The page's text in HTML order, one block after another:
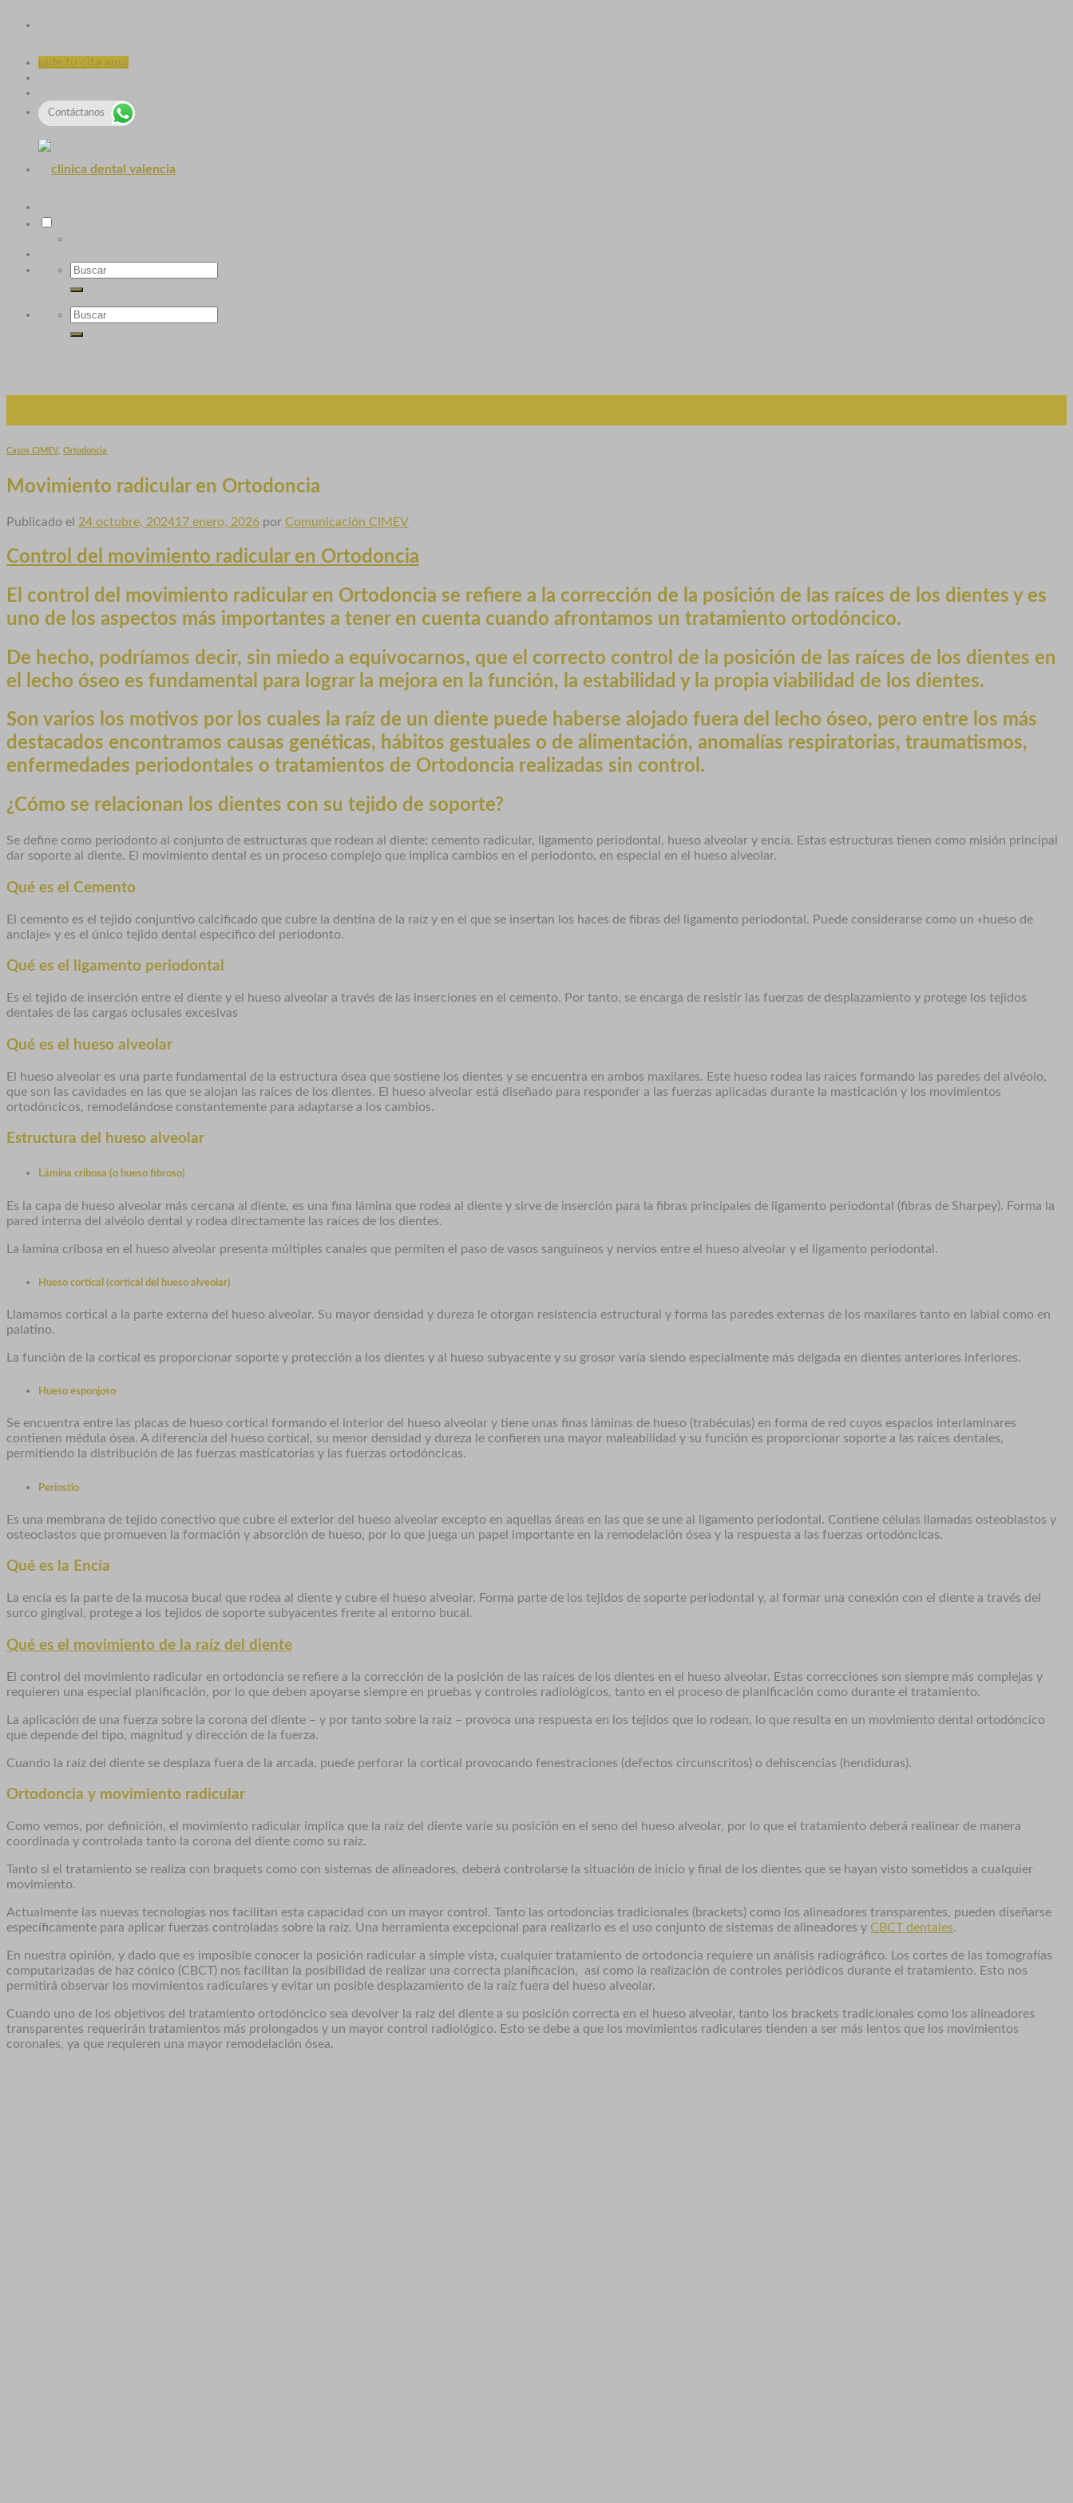
pide tu cita aquí
Contáctanos
Casos CIMEV, Ortodoncia
Movimiento radicular en Ortodoncia
Publicado el 24 octubre, 202417 enero, 2026 por Comunicación CIMEV
Control del movimiento radicular en Ortodoncia
El control del movimiento radicular en Ortodoncia se refiere a la corrección de la posición de las raíces de los dientes y es
uno de los aspectos más importantes a tener en cuenta cuando afrontamos un tratamiento ortodóncico.
De hecho, podríamos decir, sin miedo a equivocarnos, que el correcto control de la posición de las raíces de los dientes en
el lecho óseo es fundamental para lograr la mejora en la función, la estabilidad y la propia viabilidad de los dientes.
Son varios los motivos por los cuales la raíz de un diente puede haberse alojado fuera del lecho óseo, pero entre los más
destacados encontramos causas genéticas, hábitos gestuales o de alimentación, anomalías respiratorias, traumatismos,
enfermedades periodontales o tratamientos de Ortodoncia realizadas sin control.
¿Cómo se relacionan los dientes con su tejido de soporte?
Se define como periodonto al conjunto de estructuras que rodean al diente: cemento radicular, ligamento periodontal, hueso alveolar y encía. Estas estructuras tienen como misión principal
dar soporte al diente. El movimiento dental es un proceso complejo que implica cambios en el periodonto, en especial en el hueso alveolar.
Qué es el Cemento
El cemento es el tejido conjuntivo calcificado que cubre la dentina de la raíz y en el que se insertan los haces de fibras del ligamento periodontal. Puede considerarse como un «hueso de
anclaje» y es el único tejido dental específico del periodonto.
Qué es el ligamento periodontal
Es el tejido de inserción entre el diente y el hueso alveolar a través de las inserciones en el cemento. Por tanto, se encarga de resistir las fuerzas de desplazamiento y protege los tejidos
dentales de las cargas oclusales excesivas
Qué es el hueso alveolar
El hueso alveolar es una parte fundamental de la estructura ósea que sostiene los dientes y se encuentra en ambos maxilares. Este hueso rodea las raíces formando las paredes del alvéolo,
que son las cavidades en las que se alojan las raíces de los dientes. El hueso alveolar está diseñado para responder a las fuerzas aplicadas durante la masticación y los movimientos
ortodóncicos, remodelándose constantemente para adaptarse a los cambios.
Estructura del hueso alveolar
Lámina cribosa (o hueso fibroso)
Es la capa de hueso alveolar más cercana al diente, es una fina lámina que rodea al diente y sirve de inserción para la fibras principales de ligamento periodontal (fibras de Sharpey). Forma la
pared interna del alvéolo dental y rodea directamente las raíces de los dientes.
La lamina cribosa en el hueso alveolar presenta múltiples canales que permiten el paso de vasos sanguíneos y nervios entre el hueso alveolar y el ligamento periodontal.
Hueso cortical (cortical del hueso alveolar)
Llamamos cortical a la parte externa del hueso alveolar. Su mayor densidad y dureza le otorgan resistencia estructural y forma las paredes externas de los maxilares tanto en labial como en
palatino.
La función de la cortical es proporcionar soporte y protección a los dientes y al hueso subyacente y su grosor varía siendo especialmente más delgada en dientes anteriores inferiores.
Hueso esponjoso
Se encuentra entre las placas de hueso cortical formando el interior del hueso alveolar y tiene unas finas láminas de hueso (trabéculas) en forma de red cuyos espacios interlaminares
contienen médula ósea. A diferencia del hueso cortical, su menor densidad y dureza le confieren una mayor maleabilidad y su función es proporcionar soporte a las raíces dentales,
permitiendo la distribución de las fuerzas masticatorias y las fuerzas ortodóncicas.
Periostio
Es una membrana de tejido conectivo que cubre el exterior del hueso alveolar excepto en aquellas áreas en las que se une al ligamento periodontal. Contiene células llamadas osteoblastos y
osteoclastos que promueven la formación y absorción de hueso, por lo que juega un papel importante en la remodelación ósea y la respuesta a las fuerzas ortodóncicas.
Qué es la Encía
La encía es la parte de la mucosa bucal que rodea al diente y cubre el hueso alveolar. Forma parte de los tejidos de soporte periodontal y, al formar una conexión con el diente a través del
surco gingival, protege a los tejidos de soporte subyacentes frente al entorno bucal.
Qué es el movimiento de la raíz del diente
El control del movimiento radicular en ortodoncia se refiere a la corrección de la posición de las raíces de los dientes en el hueso alveolar. Estas correcciones son siempre más complejas y
requieren una especial planificación, por lo que deben apoyarse siempre en pruebas y controles radiológicos, tanto en el proceso de planificación como durante el tratamiento.
La aplicación de una fuerza sobre la corona del diente – y por tanto sobre la raíz – provoca una respuesta en los tejidos que lo rodean, lo que resulta en un movimiento dental ortodóncico
que depende del tipo, magnitud y dirección de la fuerza.
Cuando la raíz del diente se desplaza fuera de la arcada, puede perforar la cortical provocando fenestraciones (defectos circunscritos) o dehiscencias (hendiduras).
Ortodoncia y movimiento radicular
Como vemos, por definición, el movimiento radicular implica que la raíz del diente varíe su posición en el seno del hueso alveolar, por lo que el tratamiento deberá realinear de manera
coordinada y controlada tanto la corona del diente como su raíz.
Tanto si el tratamiento se realiza con braquets como con sistemas de alineadores, deberá controlarse la situación de inicio y final de los dientes que se hayan visto sometidos a cualquier
movimiento.
Actualmente las nuevas tecnologías nos facilitan esta capacidad con un mayor control. Tanto las ortodoncias tradicionales (brackets) como los alineadores transparentes, pueden diseñarse
específicamente para aplicar fuerzas controladas sobre la raíz. Una herramienta excepcional para realizarlo es el uso conjunto de sistemas de alineadores y CBCT dentales.
En nuestra opinión, y dado que es imposible conocer la posición radicular a simple vista, cualquier tratamiento de ortodoncia requiere un análisis radiográfico. Los cortes de las tomografías
computarizadas de haz cónico (CBCT) nos facilitan la posibilidad de realizar una correcta planificación, así como la realización de controles periódicos durante el tratamiento. Esto nos
permitirá observar los movimientos radiculares y evitar un posible desplazamiento de la raíz fuera del hueso alveolar.
Cuando uno de los objetivos del tratamiento ortodóncico sea devolver la raíz del diente a su posición correcta en el hueso alveolar, tanto los brackets tradicionales como los alineadores
transparentes requerirán tratamientos más prolongados y un mayor control radiológico. Esto se debe a que los movimientos radiculares tienden a ser más lentos que los movimientos
coronales, ya que requieren una mayor remodelación ósea.